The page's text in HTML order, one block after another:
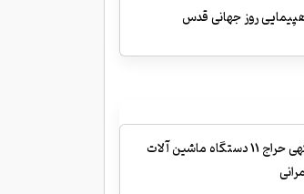
روز جهانی قدس
آگهی حراج 11 دستگاه ماشین آلات